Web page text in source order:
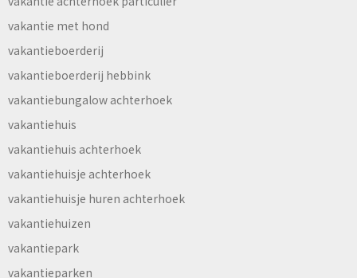
vakantie met hond
vakantieboerderij
vakantieboerderij hebbink
vakantiebungalow achterhoek
vakantiehuis
vakantiehuis achterhoek
vakantiehuisje achterhoek
vakantiehuisje huren achterhoek
vakantiehuizen
vakantiepark
vakantieparken